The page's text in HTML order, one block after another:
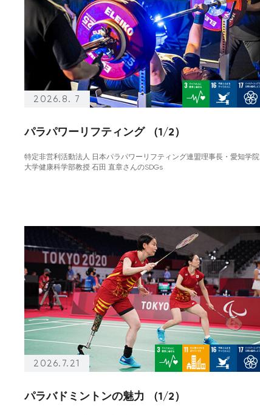
2026.8. 7
パラパワーリフティング （1/2）
特定非営利活動法人 日本パラパワーリフティング連盟理事長・愛知学院
大学健康科学部教授 石田 直章さんのSDGs
2026.7.21
パラバドミントンの魅力 （1/2）